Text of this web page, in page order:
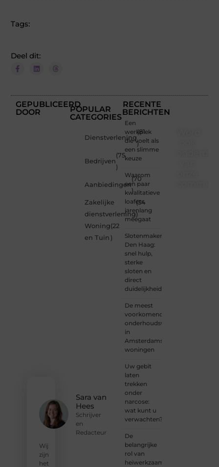
Tags:
Deel dit:
GEPUBLICEERD
DOOR
Sara van
Hees
Schrijver
en
Redacteur
Wij
zijn
het
POPULAR
CATEGORIES
Dienstverlening
(81
)
Bedrijven
(75
)
Aanbiedingen
(70
)
Zakelijke
dienstverlening
(34
)
Woning
en Tuin
(22
)
RECENTE
BERICHTEN
Een
werkplek
die voelt als
een slimme
keuze
Waarom
een paar
kwalitatieve
loafers
jarenlang
meegaat
Slotenmaker
Den Haag:
snel hulp,
sterke
sloten en
direct
duidelijkheid
De meest
voorkomende
onderhoudswerkzaamheden
in
Amsterdamse
woningen
Uw gebit
laten
trekken
onder
narcose:
wat kunt u
verwachten?
De
belangrijke
rol van
heiwerkzaamheden